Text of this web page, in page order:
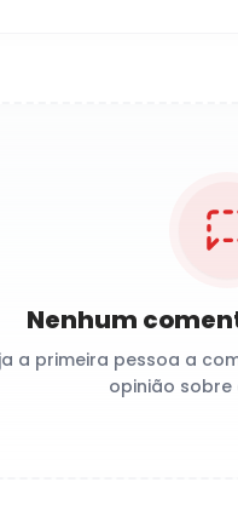
Nenhum
a primeira pessoa a
opinião sobre